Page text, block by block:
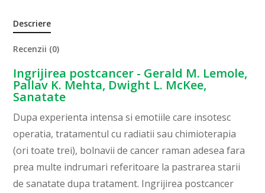
Descriere
Recenzii (0)
Ingrijirea postcancer - Gerald M. Lemole,
Pallav K. Mehta, Dwight L. McKee,
Sanatate
Dupa experienta intensa si emotiile care insotesc
operatia, tratamentul cu radiatii sau chimioterapia
(ori toate trei), bolnavii de cancer raman adesea fara
prea multe indrumari referitoare la pastrarea starii
de sanatate dupa tratament. Ingrijirea postcancer